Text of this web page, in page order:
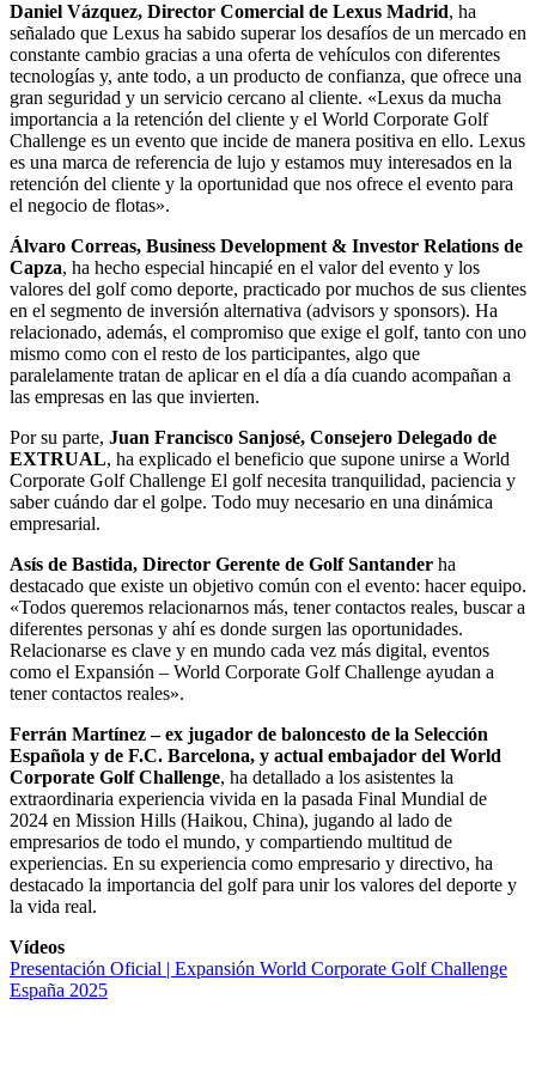
Daniel Vázquez, Director Comercial de Lexus Madrid, ha
señalado que Lexus ha sabido superar los desafíos de un mercado en
constante cambio gracias a una oferta de vehículos con diferentes
tecnologías y, ante todo, a un producto de confianza, que ofrece una
gran seguridad y un servicio cercano al cliente. «Lexus da mucha
importancia a la retención del cliente y el World Corporate Golf
Challenge es un evento que incide de manera positiva en ello. Lexus
es una marca de referencia de lujo y estamos muy interesados en la
retención del cliente y la oportunidad que nos ofrece el evento para
el negocio de flotas».
Álvaro Correas, Business Development & Investor Relations de
Capza, ha hecho especial hincapié en el valor del evento y los
valores del golf como deporte, practicado por muchos de sus clientes
en el segmento de inversión alternativa (advisors y sponsors). Ha
relacionado, además, el compromiso que exige el golf, tanto con uno
mismo como con el resto de los participantes, algo que
paralelamente tratan de aplicar en el día a día cuando acompañan a
las empresas en las que invierten.
Por su parte, Juan Francisco Sanjosé, Consejero Delegado de
EXTRUAL, ha explicado el beneficio que supone unirse a World
Corporate Golf Challenge El golf necesita tranquilidad, paciencia y
saber cuándo dar el golpe. Todo muy necesario en una dinámica
empresarial.
Asís de Bastida, Director Gerente de Golf Santander ha
destacado que existe un objetivo común con el evento: hacer equipo.
«Todos queremos relacionarnos más, tener contactos reales, buscar a
diferentes personas y ahí es donde surgen las oportunidades.
Relacionarse es clave y en mundo cada vez más digital, eventos
como el Expansión – World Corporate Golf Challenge ayudan a
tener contactos reales».
Ferrán Martínez – ex jugador de baloncesto de la Selección
Española y de F.C. Barcelona, y actual embajador del World
Corporate Golf Challenge, ha detallado a los asistentes la
extraordinaria experiencia vivida en la pasada Final Mundial de
2024 en Mission Hills (Haikou, China), jugando al lado de
empresarios de todo el mundo, y compartiendo multitud de
experiencias. En su experiencia como empresario y directivo, ha
destacado la importancia del golf para unir los valores del deporte y
la vida real.
Vídeos
Presentación Oficial | Expansión World Corporate Golf Challenge
España 2025